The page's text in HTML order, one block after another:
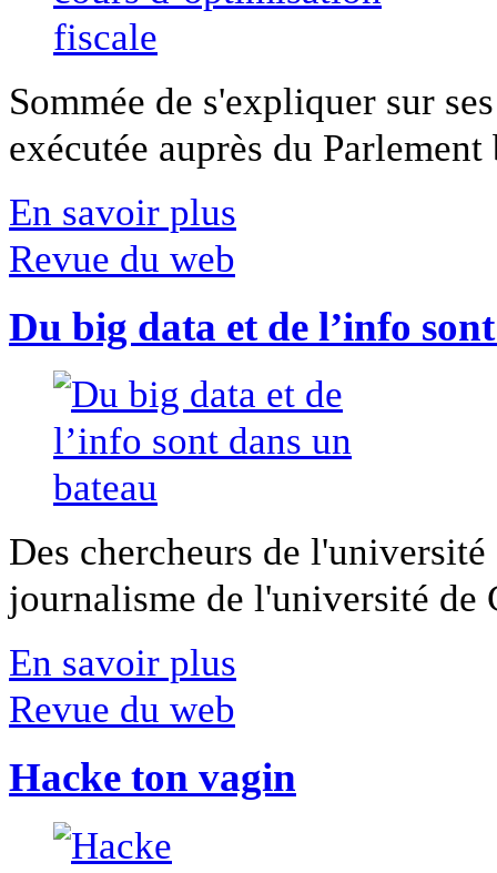
Sommée de s'expliquer sur
exécutée auprès du
En savoir plus
Revue du web
Du big data et de l’info
Des chercheurs de
journalisme de l'université
En savoir plus
Revue du web
Hacke ton vagin